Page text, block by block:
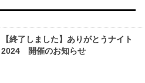
【終了しました】ありがとうナイト
2024 開催のお知らせ